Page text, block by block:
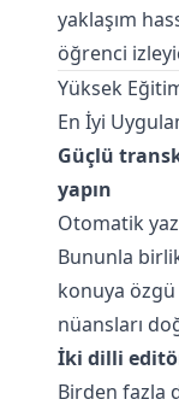
yaklaşım
öğrenci
Yüksek
En İyi
Güçlü
yapın
Otomatik
Bununla
konuya
nüansları
İki dilli
Birden fazla